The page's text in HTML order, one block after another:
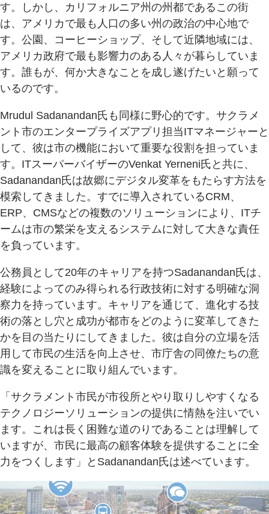
す。しかし、カリフォルニア州の州都であるこの街
は、アメリカで最も人口の多い州の政治の中心地で
す。公園、コーヒーショップ、そして近隣地域には、
アメリカ政府で最も影響力のある人々が暮らしていま
す。誰もが、何か大きなことを成し遂げたいと願って
いるのです。
Mrudul Sadanandan氏も同様に野心的です。サクラメ
ント市のエンタープライズアプリ担当ITマネージャーと
して、彼は市の機能において重要な役割を担っていま
す。ITスーパーバイザーのVenkat Yerneni氏と共に、
Sadanandan氏は故郷にデジタル変革をもたらす方法を
模索してきました。すでに導入されているCRM、
ERP、CMSなどの複数のソリューションにより、ITチ
ームは市の繁栄を支えるシステムに対して大きな責任
を負っています。
公務員として20年のキャリアを持つSadanandan氏は、
経験によってのみ得られる行政技術に対する明確な洞
察力を持っています。キャリアを通じて、進化する技
術の落とし穴と成功が都市をどのように変革してきた
かを目の当たりにしてきました。彼は自分の立場を活
用して市民の生活を向上させ、市庁舎の同僚たちの意
識を変えることに取り組んでいます。
「サクラメント市民が市役所とやり取りしやすくなる
テクノロジーソリューションの提供に情熱を注いでい
ます。これは長く困難な道のりであることは理解して
いますが、市民に最高の顧客体験を提供することに全
力をつくします」とSadanandan氏は述べています。